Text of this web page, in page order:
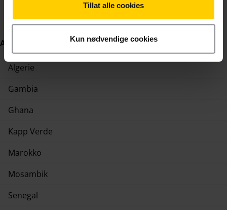
Tillat alle cookies
Kun nødvendige cookies
Afrika:
Algerie
Gambia
Ghana
Kapp Verde
Marokko
Mosambik
Senegal